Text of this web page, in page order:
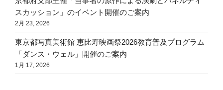
スカッション」のイベント開催のご案内
2月 23, 2026
東京都写真美術館 恵比寿映画祭2026教育普及プログラム
「ダンス・ウェル」開催のご案内
1月 17, 2026